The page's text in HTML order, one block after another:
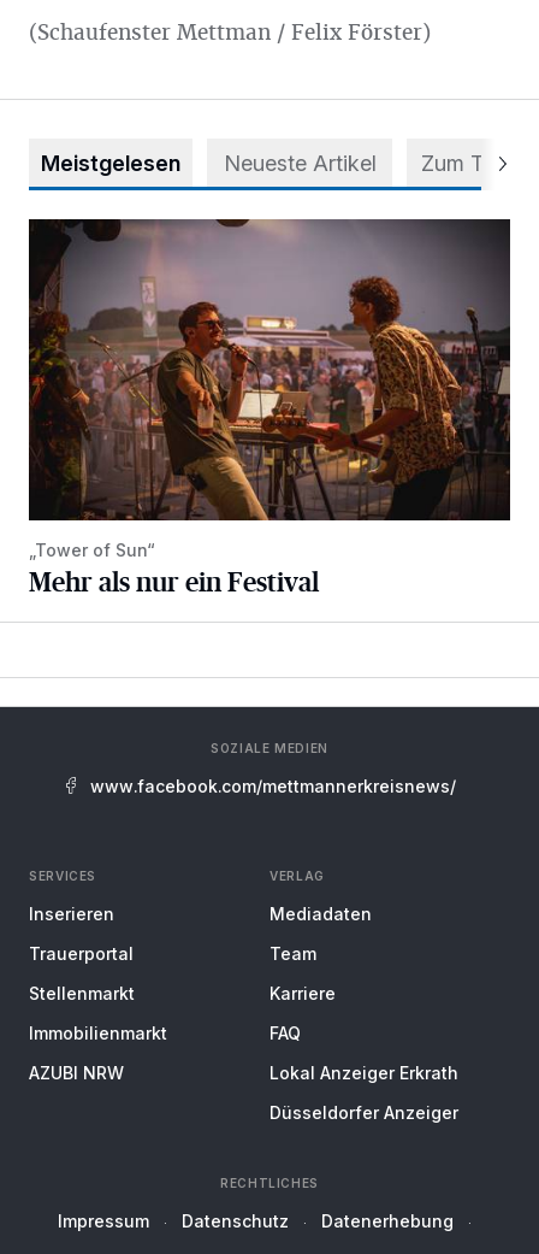
(Schaufenster Mettman / Felix Förster)
Meistgelesen Neueste Artikel Zum Thema
Mehr als nur ein Festival
„Tower of Sun“
Mehr als nur ein Festival
SOZIALE MEDIEN
www.facebook.com/mettmannerkreisnews/
SERVICES
Inserieren
Trauerportal
Stellenmarkt
Immobilienmarkt
AZUBI NRW
VERLAG
Mediadaten
Team
Karriere
FAQ
Lokal Anzeiger Erkrath
Düsseldorfer Anzeiger
RECHTLICHES
Impressum Datenschutz
Datenerhebung